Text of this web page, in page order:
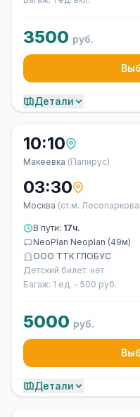
3500 руб.
Детали
10:10
Макеевка (Папирус)
03:30
Москва (ст.м.
В пути: 17ч.
NeoPlan Neoplan (49м)
ООО ТТК ГЛОБУС
Детский билет: нет
Багаж: 1 ед. - 500 руб.
5000 руб.
Детали